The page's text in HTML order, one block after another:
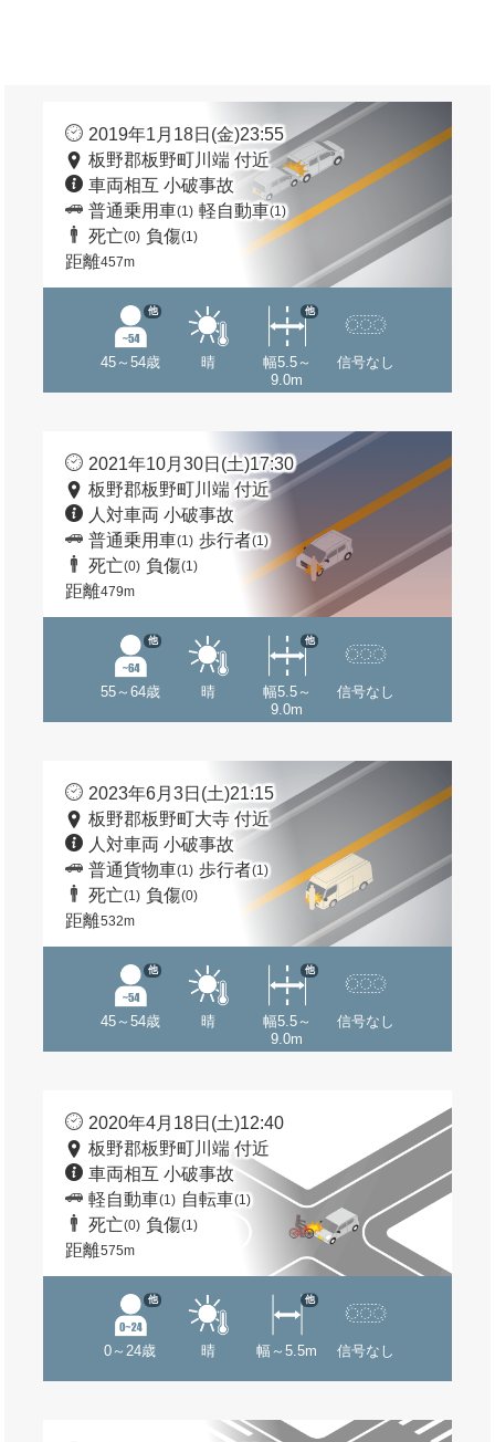
2019年1月18日(金)23:55
板野郡板野町川端 付近
車両相互 小破事故
普通乗用車(1) 軽自動車(1)
死亡(0) 負傷(1)
距離457m
45～54歳
他
晴
幅5.5～
9.0m
他
信号なし
2021年10月30日(土)17:30
板野郡板野町川端 付近
人対車両 小破事故
普通乗用車(1) 歩行者(1)
死亡(0) 負傷(1)
距離479m
55～64歳
他
晴
幅5.5～
9.0m
他
信号なし
2023年6月3日(土)21:15
板野郡板野町大寺 付近
人対車両 小破事故
普通貨物車(1) 歩行者(1)
死亡(1) 負傷(0)
距離532m
45～54歳
他
晴
幅5.5～
9.0m
他
信号なし
2020年4月18日(土)12:40
板野郡板野町川端 付近
車両相互 小破事故
軽自動車(1) 自転車(1)
死亡(0) 負傷(1)
距離575m
0～24歳
他
晴 幅～5.5m
他
信号なし